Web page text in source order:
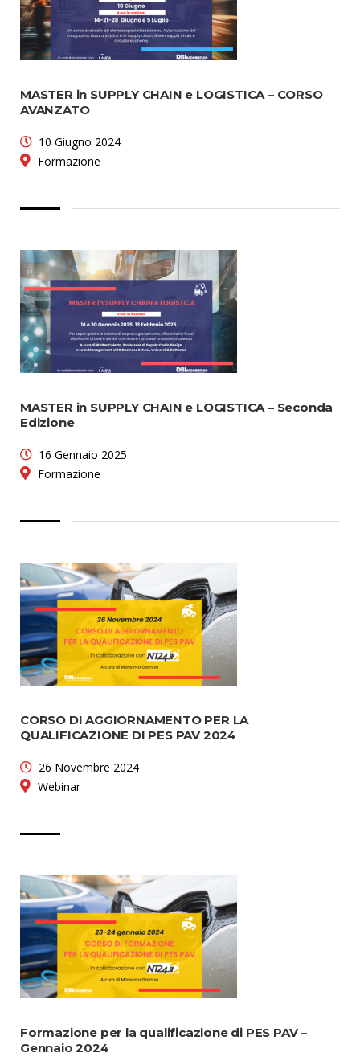
MASTER in SUPPLY CHAIN e LOGISTICA – CORSO
AVANZATO
10 Giugno 2024
Formazione
MASTER in SUPPLY CHAIN e LOGISTICA – Seconda
Edizione
16 Gennaio 2025
Formazione
CORSO DI AGGIORNAMENTO PER LA
QUALIFICAZIONE DI PES PAV 2024
26 Novembre 2024
Webinar
Formazione per la qualificazione di PES PAV –
Gennaio 2024